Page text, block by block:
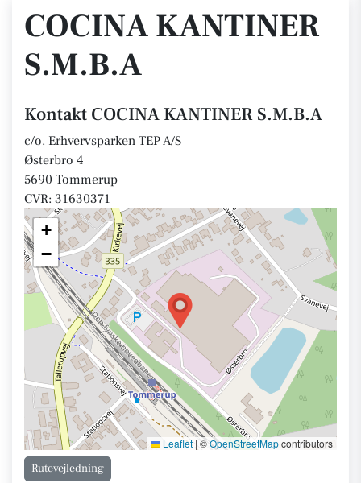
COCINA KANTINER
S.M.B.A
Kontakt COCINA KANTINER S.M.B.A
c/o. Erhvervsparken TEP A/S
Østerbro 4
5690 Tommerup
CVR: 31630371
+
−
Leaflet | ©OpenStreetMapcontributors
Rutevejledning